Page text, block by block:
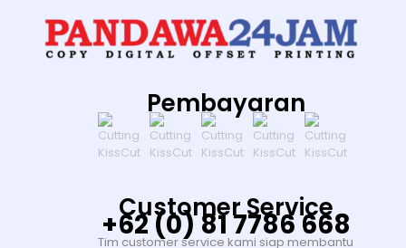
Pembayaran
Customer Service
+62 (0) 81 7786 668
Tim customer service kami siap membantu